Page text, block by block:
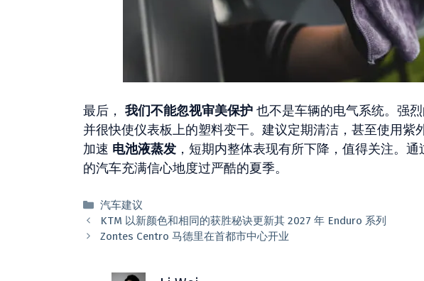
最后， 我们不能忽视审美保护 也不是车辆的电气系统。强
并很快使仪表板上的塑料变干。建议定期清洁，甚至使用紫
加速 电池液蒸发 ，短期内整体表现有所下降，值得关注。
的汽车充满信心地度过严酷的夏季。
分
类
汽车建议
KTM 以新颜色和相同的获胜秘诀更新其 2027 年 Enduro 系列
Zontes Centro 马德里在首都市中心开业